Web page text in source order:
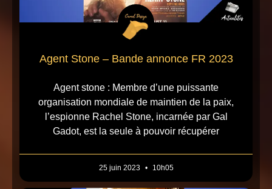
Agent Stone – Bande annonce FR 2023
Agent stone : Membre d’une puissante
organisation mondiale de maintien de la paix,
l’espionne Rachel Stone, incarnée par Gal
Gadot, est la seule à pouvoir récupérer
25 juin 2023 10h05